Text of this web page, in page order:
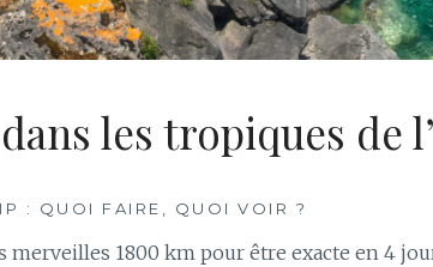
les tropiques de
: QUOI FAIRE, QUOI VOIR ?
merveilles 1800 km pour être exacte en 4